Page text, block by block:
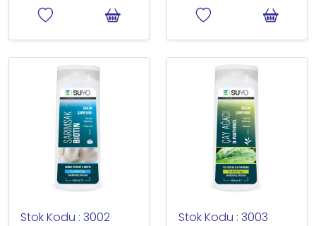
Stok Kodu : 3002 Stok Kodu : 3003